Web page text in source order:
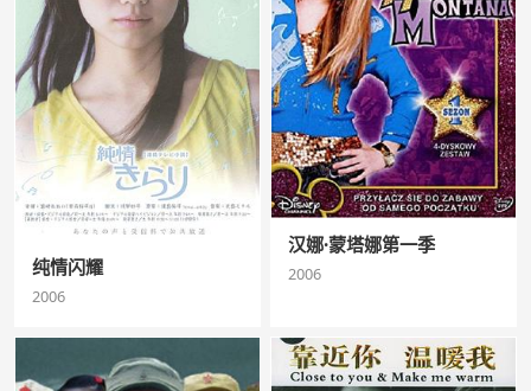
纯情闪耀
2006
汉娜·蒙塔娜第一季
2006